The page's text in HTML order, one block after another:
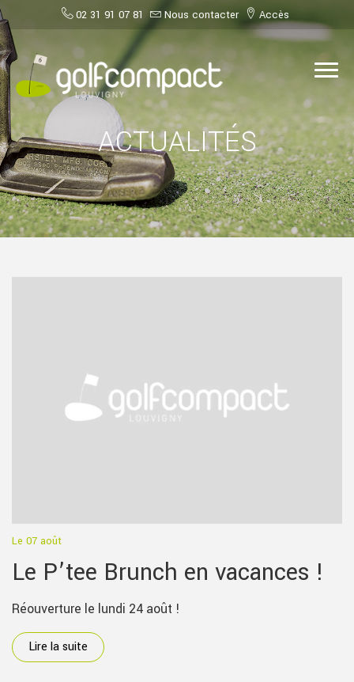
02 31 91 07 81 Nous contacter Accès
ACTUALITÉS
Le 07 août
Le P’tee Brunch en vacances !
Réouverture le lundi 24 août !
Lire la suite